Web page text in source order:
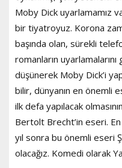
Moby Dick uyarlamamız
bir tiyatroyuz. Korona
başında olan, sürekli
romanların
düşünerek Moby Dick’i
bilir, dünyanın en önemli
ilk defa yapılacak
Bertolt Brecht’in eseri. En
yıl sonra bu önemli eseri
olacağız. Komedi olarak